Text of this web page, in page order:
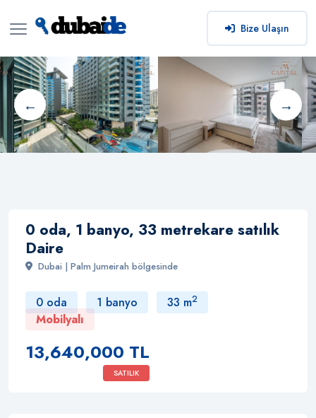
Bize Ulaşın
0 oda, 1 banyo, 33 metrekare satılık
Daire
Dubai | Palm Jumeirah bölgesinde
0 oda 1 banyo 33 m2
Mobilyalı
13,640,000 TL
SATILIK